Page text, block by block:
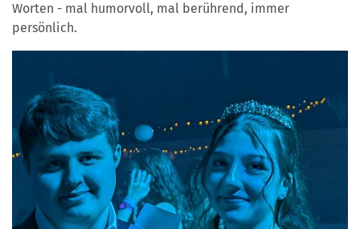
Worten - mal humorvoll, mal berührend, immer
persönlich.